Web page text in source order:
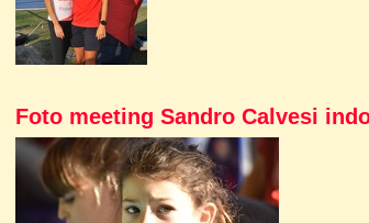
Foto meeting Sandro Calvesi